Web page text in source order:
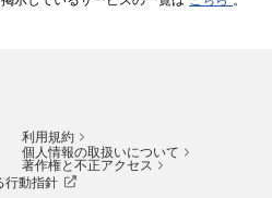
利用規約
個人情報の取扱いについて
著作権と不正アクセス
行動指針